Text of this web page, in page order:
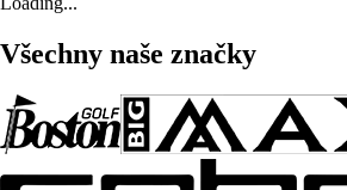
Všechny naše značky